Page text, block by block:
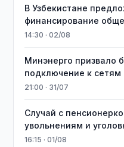
В Узбекистане
финансирование
14:30 · 02/08
Минэнерго призвало
подключение к сетям
21:00 · 31/07
Случай с
увольнениям и
16:15 · 01/08